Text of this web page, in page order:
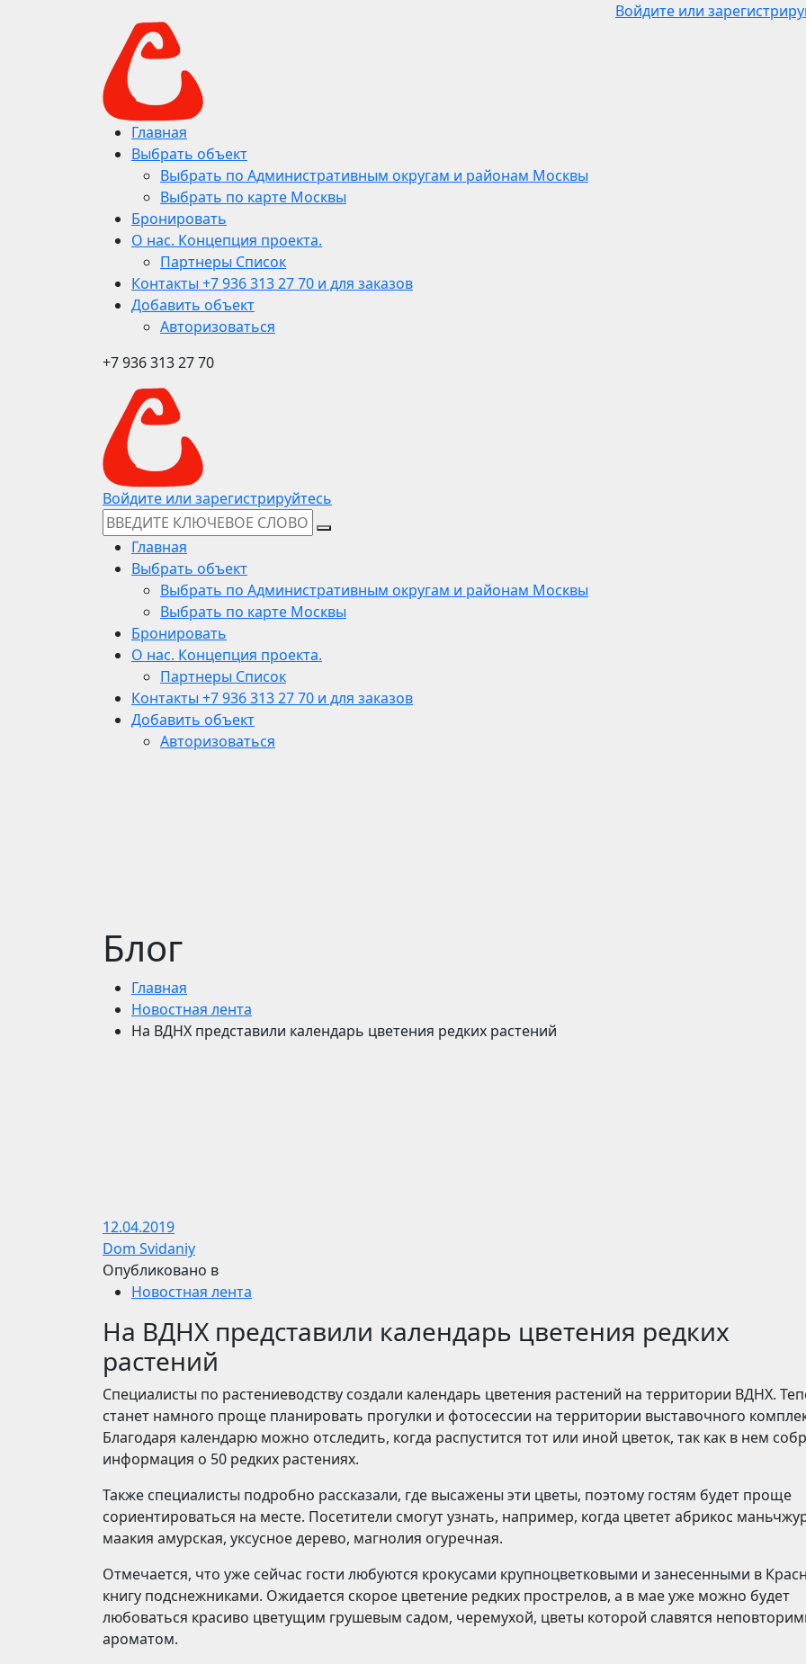
Войдите или
Главная
Выбрать объект
Выбрать по Административным округам и районам Москвы
Выбрать по карте Москвы
Бронировать
О нас. Концепция проекта.
Партнеры Список
Контакты +7 936 313 27 70 и для заказов
Добавить объект
Авторизоваться
+7 936 313 27 70
Войдите или зарегистрируйтесь
Главная
Выбрать объект
Выбрать по Административным округам и районам Москвы
Выбрать по карте Москвы
Бронировать
О нас. Концепция проекта.
Партнеры Список
Контакты +7 936 313 27 70 и для заказов
Добавить объект
Авторизоваться
Блог
Главная
Новостная лента
На ВДНХ представили календарь цветения редких растений
12.04.2019
Dom Svidaniy
Опубликовано в
Новостная лента
На ВДНХ представили календарь цветения редких
растений
Специалисты по растениеводству создали календарь цветения растений на территории ВДНХ.
станет намного проще планировать прогулки и фотосессии на территории выставочного
Благодаря календарю можно отследить, когда распустится тот или иной цветок, так как в нем
информация о 50 редких растениях.
Также специалисты подробно рассказали, где высажены эти цветы, поэтому гостям будет проще
сориентироваться на месте. Посетители смогут узнать, например, когда цветет абрикос
маакия амурская, уксусное дерево, магнолия огуречная.
Отмечается, что уже сейчас гости любуются крокусами крупноцветковыми и занесенными в
книгу подснежниками. Ожидается скорое цветение редких прострелов, а в мае уже можно будет
любоваться красиво цветущим грушевым садом, черемухой, цветы которой славятся
ароматом.